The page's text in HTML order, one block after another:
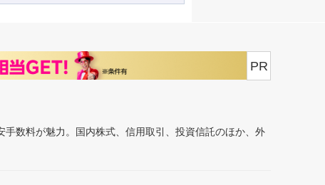
PR
数料が魅力。国内株式、信用取引、投資信託のほか、外